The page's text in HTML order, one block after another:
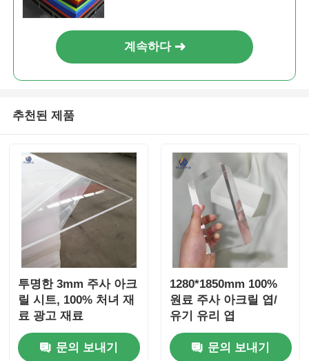
계속하다
추천된 제품
투명한 3mm 주사 아크
릴 시트, 100% 처녀 재
료 광고 재료
문의 보내기
1280*1850mm 100%
원료 주사 아크릴 엽/
유기 유리 엽
1250*2450mm
문의 보내기